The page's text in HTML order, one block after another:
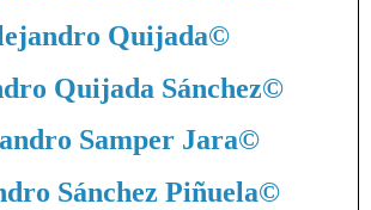
Quijada©
Quijada Sánchez©
Samper Jara©
Sánchez Piñuela©